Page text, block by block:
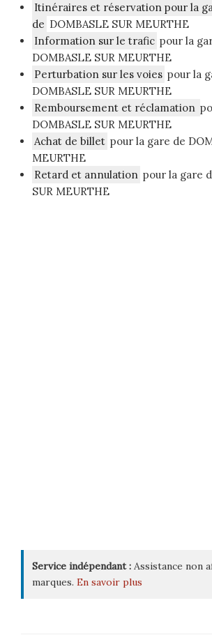
Itinéraires et réservation pour la
de DOMBASLE SUR MEURTHE
Information sur le trafic pour la
DOMBASLE SUR MEURTHE
Perturbation sur les voies pour la
DOMBASLE SUR MEURTHE
Remboursement et réclamation
DOMBASLE SUR MEURTHE
Achat de billet pour la gare de
MEURTHE
Retard et annulation pour la gare
SUR MEURTHE
Service indépendant : Assistance non
marques. En savoir plus